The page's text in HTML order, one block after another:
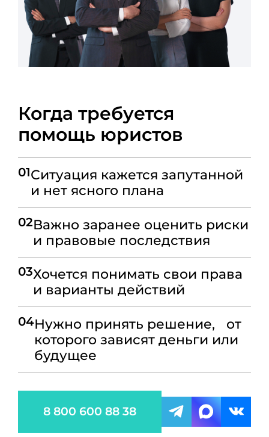
Когда требуется
помощь юристов
01Ситуация кажется запутанной
и нет ясного плана
02Важно заранее оценить риски
и правовые последствия
03Хочется понимать свои права
и варианты действий
04Нужно принять решение, от
которого зависят деньги или
будущее
8 800 600 88 38